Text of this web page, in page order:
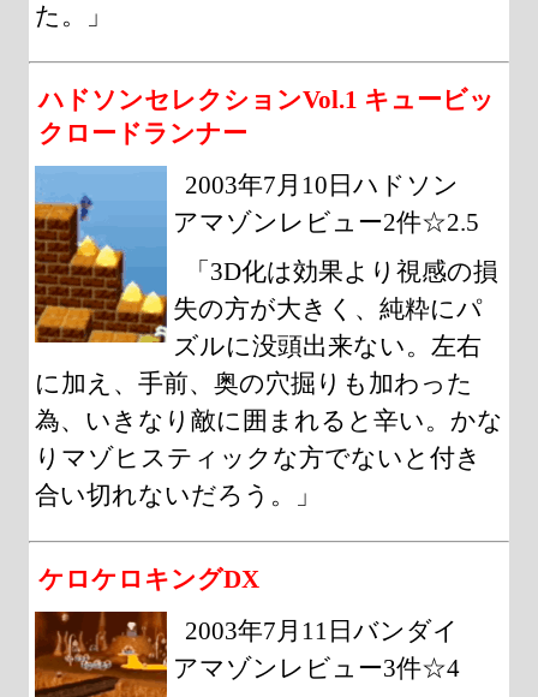
た。」
ハドソンセレクションVol.1 キュービッ
クロードランナー
2003年7月10日ハドソン
アマゾンレビュー2件☆2.5
「3D化は効果より視感の損
失の方が大きく、純粋にパ
ズルに没頭出来ない。左右
に加え、手前、奥の穴掘りも加わった
為、いきなり敵に囲まれると辛い。かな
りマゾヒスティックな方でないと付き
合い切れないだろう。」
ケロケロキングDX
2003年7月11日バンダイ
アマゾンレビュー3件☆4